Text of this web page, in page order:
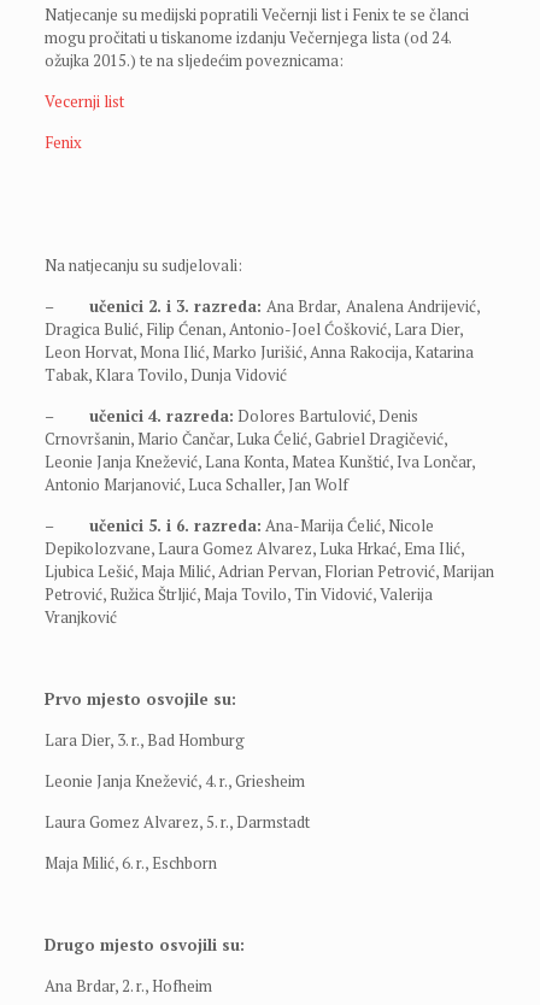
Natjecanje su medijski popratili Večernji list i Fenix te se članci
mogu pročitati u tiskanome izdanju Večernjega lista (od 24.
ožujka 2015.) te na sljedećim poveznicama:
Vecernji list
Fenix
Na natjecanju su sudjelovali:
– učenici 2. i 3. razreda: Ana Brdar, Analena Andrijević,
Dragica Bulić, Filip Ćenan, Antonio-Joel Ćošković, Lara Dier,
Leon Horvat, Mona Ilić, Marko Jurišić, Anna Rakocija, Katarina
Tabak, Klara Tovilo, Dunja Vidović
– učenici 4. razreda: Dolores Bartulović, Denis
Crnovršanin, Mario Čančar, Luka Ćelić, Gabriel Dragičević,
Leonie Janja Knežević, Lana Konta, Matea Kunštić, Iva Lončar,
Antonio Marjanović, Luca Schaller, Jan Wolf
– učenici 5. i 6. razreda: Ana-Marija Ćelić, Nicole
Depikolozvane, Laura Gomez Alvarez, Luka Hrkać, Ema Ilić,
Ljubica Lešić, Maja Milić, Adrian Pervan, Florian Petrović, Marijan
Petrović, Ružica Štrljić, Maja Tovilo, Tin Vidović, Valerija
Vranjković
Prvo mjesto osvojile su:
Lara Dier, 3. r., Bad Homburg
Leonie Janja Knežević, 4. r., Griesheim
Laura Gomez Alvarez, 5. r., Darmstadt
Maja Milić, 6. r., Eschborn
Drugo mjesto osvojili su:
Ana Brdar, 2. r., Hofheim